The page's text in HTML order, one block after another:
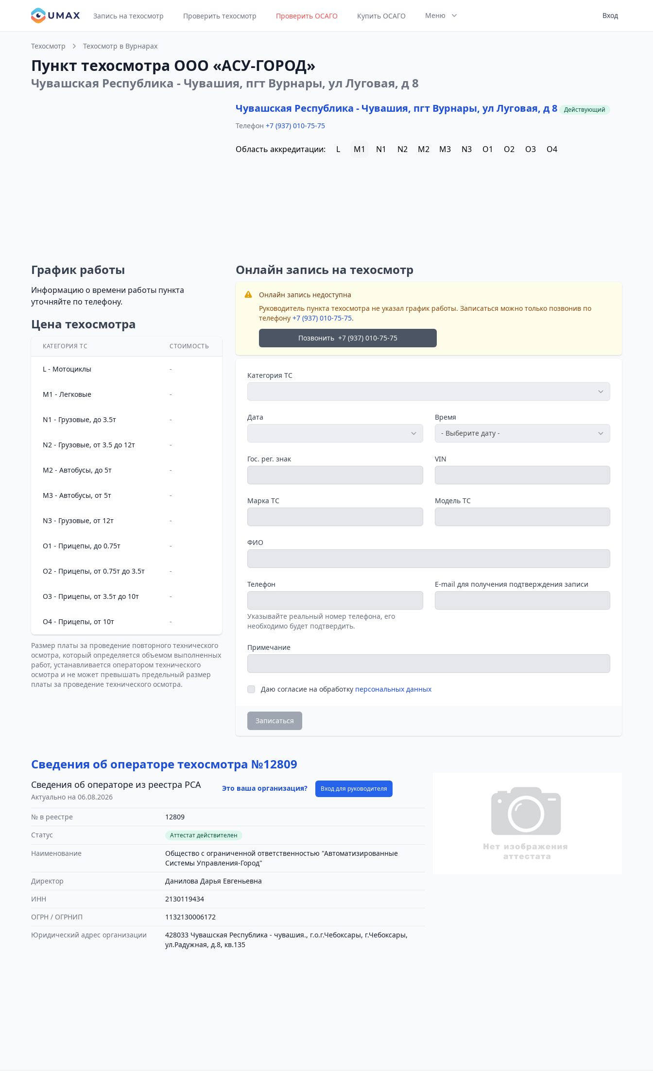
Запись на техосмотр Проверить техосмотр Проверить ОСАГО Купить ОСАГО Меню Вход
Техосмотр Техосмотр в Вурнарах
Пункт техосмотра ООО «АСУ-ГОРОД»
Чувашская Республика - Чувашия, пгт Вурнары, ул Луговая, д 8
Чувашская Республика - Чувашия, пгт Вурнары, ул Луговая, д 8 Действующий
Телефон +7 (937) 010-75-75
Область аккредитации: L M1 N1 N2 M2 M3 N3 O1 O2 O3 O4
График работы
Информацию о времени работы пункта
уточняйте по телефону.
Цена техосмотра
КАТЕГОРИЯ ТС СТОИМОСТЬ
L - Мотоциклы -
M1 - Легковые -
N1 - Грузовые, до 3.5т -
N2 - Грузовые, от 3.5 до 12т -
M2 - Автобусы, до 5т -
M3 - Автобусы, от 5т -
N3 - Грузовые, от 12т -
O1 - Прицепы, до 0.75т -
O2 - Прицепы, от 0.75т до 3.5т -
O3 - Прицепы, от 3.5т до 10т -
O4 - Прицепы, от 10т -
Размер платы за проведение повторного технического
осмотра, который определяется объемом выполненных
работ, устанавливается оператором технического
осмотра и не может превышать предельный размер
платы за проведение технического осмотра.
Онлайн запись на техосмотр
Онлайн запись недоступна
Руководитель пункта техосмотра не указал график работы. Записаться можно только позвонив по
телефону+7 (937) 010-75-75.
Позвонить +7 (937) 010-75-75
Категория ТС
Дата Время
Гос. рег. знак VIN
Марка ТС Модель ТС
ФИО
Телефон
Указывайте реальный номер телефона, его
необходимо будет подтвердить.
E-mail для получения подтверждения записи
Примечание
Даю согласие на обработку персональных данных
Записаться
Сведения об операторе техосмотра №12809
Сведения об операторе из реестра РСА
Актуально на 06.08.2026
Это ваша организация? Вход для руководителя
№ в реестре
12809
Статус
Аттестат действителен
Наименование
Общество с ограниченной ответственностью "Автоматизированные
Системы Управления-Город"
Директор
Данилова Дарья Евгеньевна
ИНН
2130119434
ОГРН / ОГРНИП
1132130006172
Юридический адрес организации
428033 Чувашская Республика - чувашия., г.о.г.Чебоксары, г.Чебоксары,
ул.Радужная, д.8, кв.135